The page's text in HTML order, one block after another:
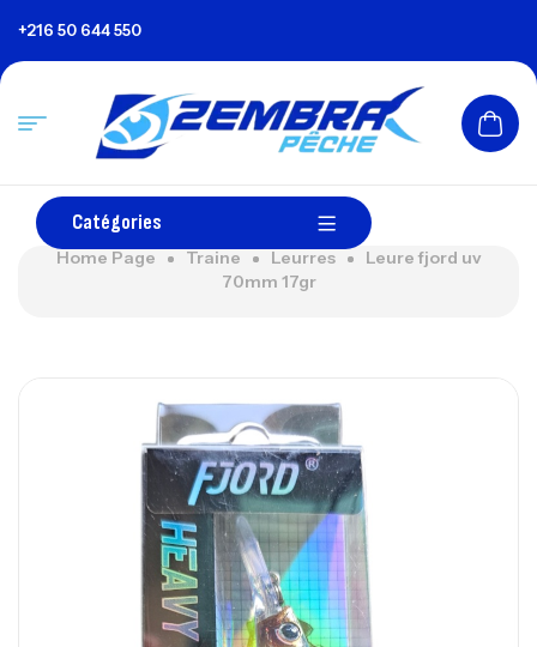
+216 50 644 550
Catégories
Home Page Traine Leurres
Leure fjord uv
70mm 17gr